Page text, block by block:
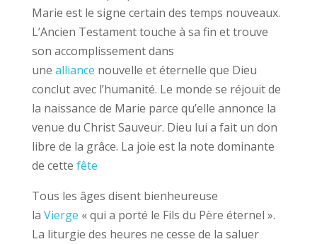
Marie est le signe certain des temps nouveaux.
L’Ancien Testament touche à sa fin et trouve
son accomplissement dans
une alliance nouvelle et éternelle que Dieu
conclut avec l’humanité. Le monde se réjouit de
la naissance de Marie parce qu’elle annonce la
venue du Christ Sauveur. Dieu lui a fait un don
libre de la grâce. La joie est la note dominante
de cette fête
Tous les âges disent bienheureuse
la Vierge « qui a porté le Fils du Père éternel ».
La liturgie des heures ne cesse de la saluer